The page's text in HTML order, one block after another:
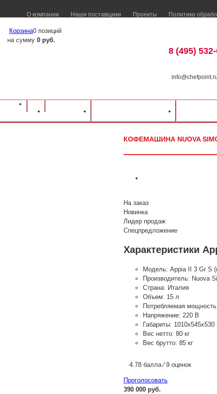
О компании Наши поставщики Проекты Политика
Корзина0 позиций
на сумму 0 руб.
8 (495)
Оборудование для ресторанов и кафе
КОФЕМАШИНА NUOVA
На заказ
Новинка
Лидер продаж
Спецпредложение
Характеристики
Модель: Appia II 3 Gr S
Производитель: Nuova
Страна: Италия
Объем: 15 л
Потребляемая
Напряжение: 220 В
Габариты:
Вес нетто: 80 кг
Вес брутто: 85 кг
4.78 балла ⁄ 9 оценок
Проголосовать
390 000 руб.